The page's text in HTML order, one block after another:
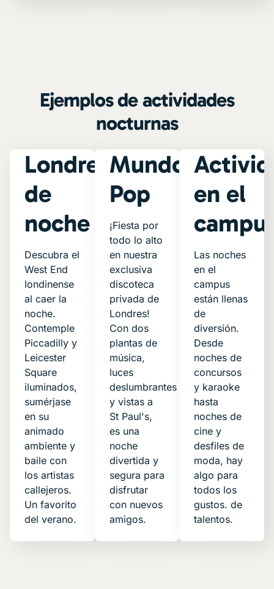
Ejemplos de actividades
nocturnas
Londres
de
noche
Descubra el
West End
londinense
al caer la
noche.
Contemple
Piccadilly y
Leicester
Square
iluminados,
sumérjase
en su
animado
ambiente y
baile con
los artistas
callejeros.
Un favorito
del verano.
Mundo
Pop
¡Fiesta por
todo lo alto
en nuestra
exclusiva
discoteca
privada de
Londres!
Con dos
plantas de
música,
luces
deslumbrantes
y vistas a
St Paul's,
es una
noche
divertida y
segura para
disfrutar
con nuevos
amigos.
en el
Las noches
en el
campus
están llenas
de
diversión.
Desde
noches de
concursos
y karaoke
hasta
noches de
cine y
desfiles de
moda, hay
algo para
todos los
gustos. de
talentos.